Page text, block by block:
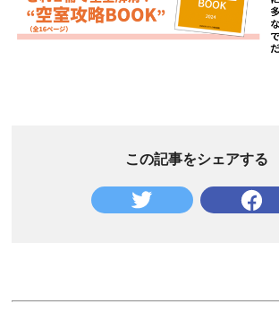
この記事をシェアする